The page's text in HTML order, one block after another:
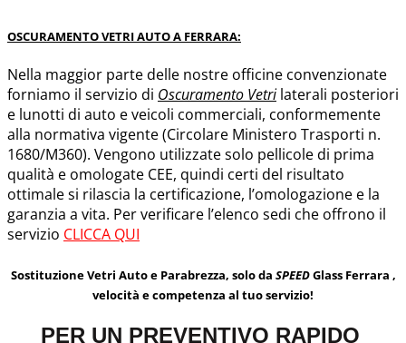
OSCURAMENTO VETRI AUTO A FERRARA:
Nella maggior parte delle nostre officine convenzionate
forniamo il servizio di Oscuramento Vetri laterali posteriori
e lunotti di auto e veicoli commerciali, conformemente
alla normativa vigente (Circolare Ministero Trasporti n.
1680/M360). Vengono utilizzate solo pellicole di prima
qualità e omologate CEE, quindi certi del risultato
ottimale si rilascia la certificazione, l’omologazione e la
garanzia a vita. Per verificare l’elenco sedi che offrono il
servizio CLICCA QUI
Sostituzione Vetri Auto e Parabrezza, solo da SPEEDGlass Ferrara ,
velocità e competenza al tuo servizio!
PER UN PREVENTIVO RAPIDO